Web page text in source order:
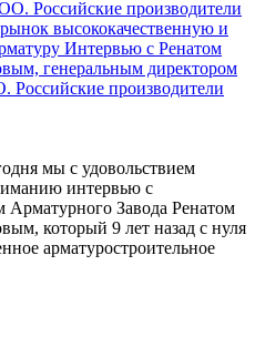
производители
мы с удовольствием
интервью с
Арматурного Завода Ренатом
который 9 лет назад с нуля
арматуростроительное